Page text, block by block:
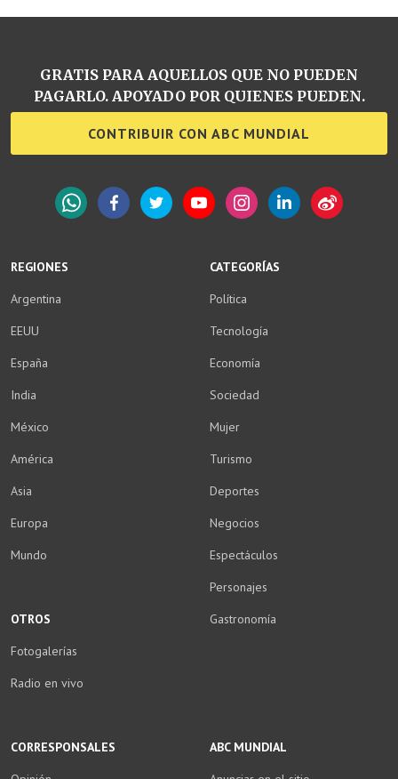
REGIONES
Argentina
EEUU
España
India
México
América
Asia
Europa
Mundo
CATEGORÍAS
Política
Tecnología
Economía
Sociedad
Mujer
Turismo
Deportes
Negocios
Espectáculos
Personajes
Gastronomía
CORRESPONSALES
OTROS
Fotogalerías
Radio en vivo
ABC MUNDIAL
GRATIS PARA AQUELLOS QUE NO PUEDEN
PAGARLO. APOYADO POR QUIENES PUEDEN.
CONTRIBUIR CON ABC MUNDIAL